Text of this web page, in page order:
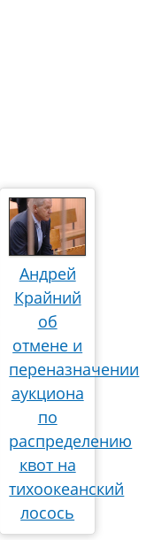
Андрей
Крайний
об
отмене и
переназначении
аукциона
по
распределению
квот на
тихоокеанский
лосось